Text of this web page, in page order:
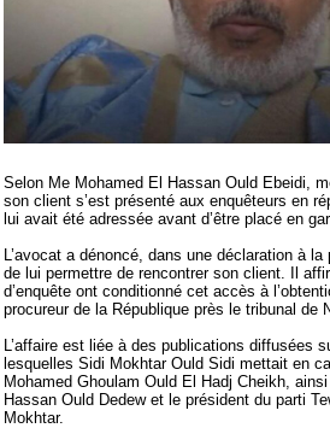
Selon Me Mohamed El Hassan Ould Ebeidi,
son client s’est présenté aux enquêteurs en
lui avait été adressée avant d’être placé en
L’avocat a dénoncé, dans une déclaration à
de lui permettre de rencontrer son client. Il
d’enquête ont conditionné cet accès à
procureur de la République près le tribunal de
L’affaire est liée à des publications diffusées
lesquelles Sidi Mokhtar Ould Sidi mettait en
Mohamed Ghoulam Ould El Hadj Cheikh,
Hassan Ould Dedew et le président du parti
Mokhtar.